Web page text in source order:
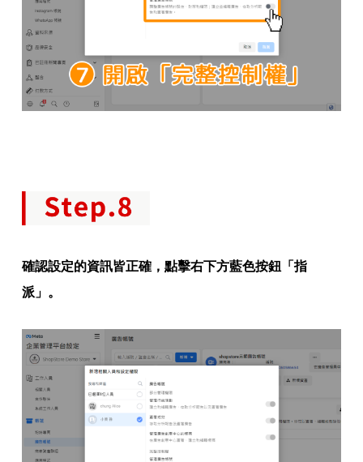
確認設定的資訊皆正確，點擊右下方藍色按鈕「指
派」。